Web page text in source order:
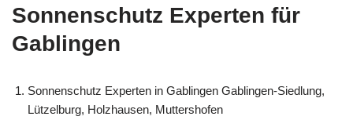
Sonnenschutz Experten für
Gablingen
Sonnenschutz Experten in Gablingen Gablingen-Siedlung,
Lützelburg, Holzhausen, Muttershofen